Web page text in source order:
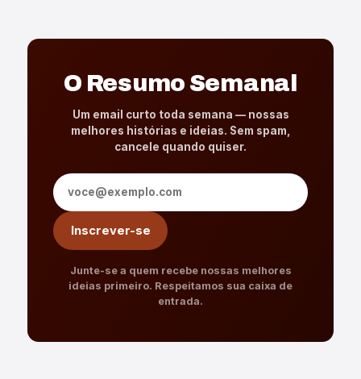
O Resumo Semanal
Um email curto toda semana — nossas
melhores histórias e ideias. Sem spam,
cancele quando quiser.
Endereço de e-mail
Inscrever-se
Junte-se a quem recebe nossas melhores
ideias primeiro. Respeitamos sua caixa de
entrada.